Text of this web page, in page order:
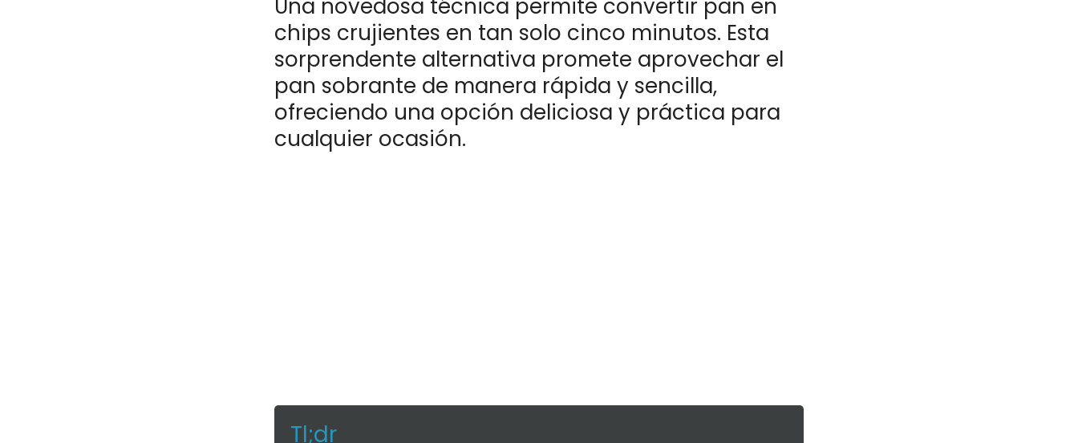
Una novedosa técnica permite convertir pan en
chips crujientes en tan solo cinco minutos. Esta
sorprendente alternativa promete aprovechar el
pan sobrante de manera rápida y sencilla,
ofreciendo una opción deliciosa y práctica para
cualquier ocasión.
Tl;dr